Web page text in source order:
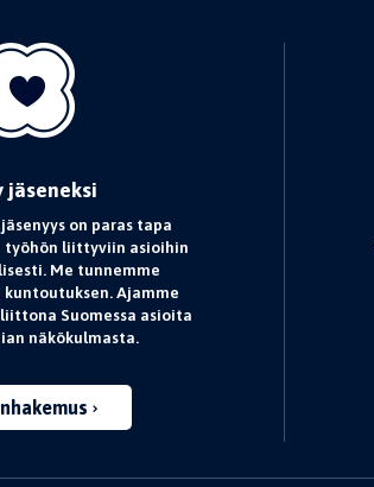
jäseneksi
on paras tapa
työhön liittyviin asioihin
Me tunnemme
Ajamme
Suomessa asioita
näkökulmasta.